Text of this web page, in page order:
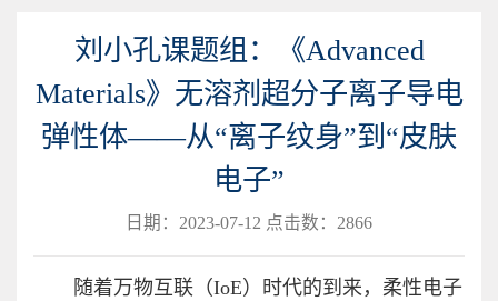
刘小孔课题组：《Advanced
Materials》无溶剂超分子离子导电
弹性体——从“离子纹身”到“皮肤
电子”
日期：2023-07-12 点击数： 2866
随着万物互联（IoE）时代的到来，柔性电子